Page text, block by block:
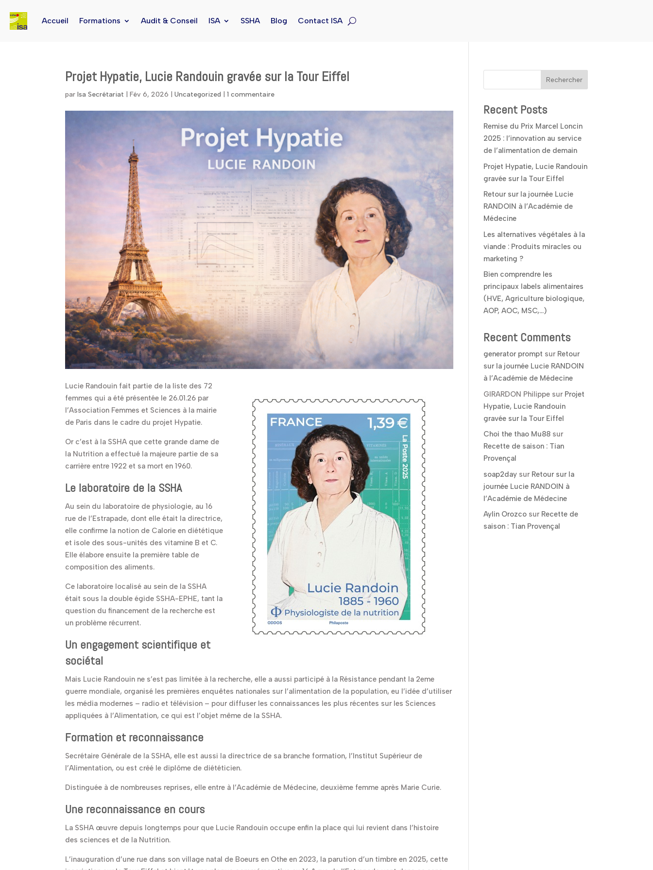
Accueil Formations Audit & Conseil ISA SSHA Blog Contact ISA
Projet Hypatie, Lucie Randouin gravée sur la Tour Eiffel
parIsa Secrétariat |Fév 6, 2026 |Uncategorized |1 commentaire
Lucie Randouin fait partie de la liste des 72
femmes qui a été présentée le 26.01.26 par
l’Association Femmes et Sciences à la mairie
de Paris dans le cadre du projet Hypatie.
Or c’est à la SSHA que cette grande dame de
la Nutrition a effectué la majeure partie de sa
carrière entre 1922 et sa mort en 1960.
Le laboratoire de la SSHA
Au sein du laboratoire de physiologie, au 16
rue de l’Estrapade, dont elle était la directrice,
elle confirme la notion de Calorie en diététique
et isole des sous-unités des vitamine B et C.
Elle élabore ensuite la première table de
composition des aliments.
Ce laboratoire localisé au sein de la SSHA
était sous la double égide SSHA-EPHE, tant la
question du financement de la recherche est
un problème récurrent.
Un engagement scientifique et
sociétal
Mais Lucie Randouin ne s’est pas limitée à la recherche, elle a aussi participé à la Résistance pendant la 2eme
guerre mondiale, organisé les premières enquêtes nationales sur l’alimentation de la population, eu l’idée d’utiliser
les média modernes – radio et télévision – pour diffuser les connaissances les plus récentes sur les Sciences
appliquées à l’Alimentation, ce qui est l’objet même de la SSHA.
Formation et reconnaissance
Secrétaire Générale de la SSHA, elle est aussi la directrice de sa branche formation, l’Institut Supérieur de
l’Alimentation, ou est créé le diplôme de diététicien.
Distinguée à de nombreuses reprises, elle entre à l’Académie de Médecine, deuxième femme après Marie Curie.
Une reconnaissance en cours
La SSHA œuvre depuis longtemps pour que Lucie Randouin occupe enfin la place qui lui revient dans l’histoire
des sciences et de la Nutrition.
L’inauguration d’une rue dans son village natal de Boeurs en Othe en 2023, la parution d’un timbre en 2025, cette
Rechercher
Recent Posts
Remise du Prix Marcel Loncin
2025 : l’innovation au service
de l’alimentation de demain
Projet Hypatie, Lucie Randouin
gravée sur la Tour Eiffel
Retour sur la journée Lucie
RANDOIN à l’Académie de
Médecine
Les alternatives végétales à la
viande : Produits miracles ou
marketing ?
Bien comprendre les
principaux labels alimentaires
(HVE, Agriculture biologique,
AOP, AOC, MSC,…)
Recent Comments
generator prompt sur Retour
sur la journée Lucie RANDOIN
à l’Académie de Médecine
GIRARDON Philippesur Projet
Hypatie, Lucie Randouin
gravée sur la Tour Eiffel
Choi the thao Mu88sur
Recette de saison : Tian
Provençal
soap2daysur Retour sur la
journée Lucie RANDOIN à
l’Académie de Médecine
Aylin Orozcosur Recette de
saison : Tian Provençal